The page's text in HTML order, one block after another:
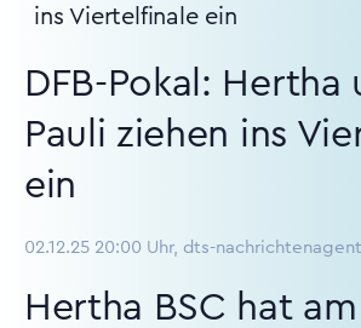
ins Viertelfinale ein
DFB-Pokal: Hertha
Pauli ziehen ins
ein
02.12.25 20:00 Uhr, dts-
Hertha BSC hat am